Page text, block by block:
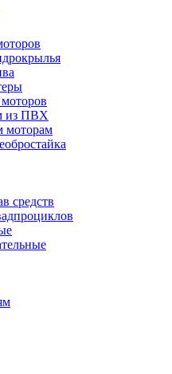
из ПВХ
моторам
средств